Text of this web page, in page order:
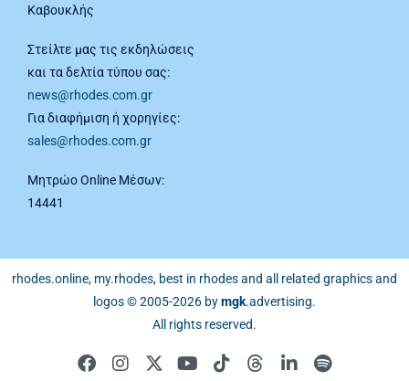
Καβουκλής
Στείλτε μας τις εκδηλώσεις
και τα δελτία τύπου σας:
news@rhodes.com.gr
Για διαφήμιση ή χορηγίες:
sales@rhodes.com.gr
Μητρώο Online Μέσων:
14441
rhodes.online, my.rhodes, best in rhodes and all related graphics and
logos © 2005-2026 bymgk.advertising.
All rights reserved.